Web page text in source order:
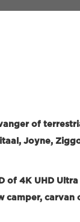
of
Joyne,
of 4K UHD
camper, carvan